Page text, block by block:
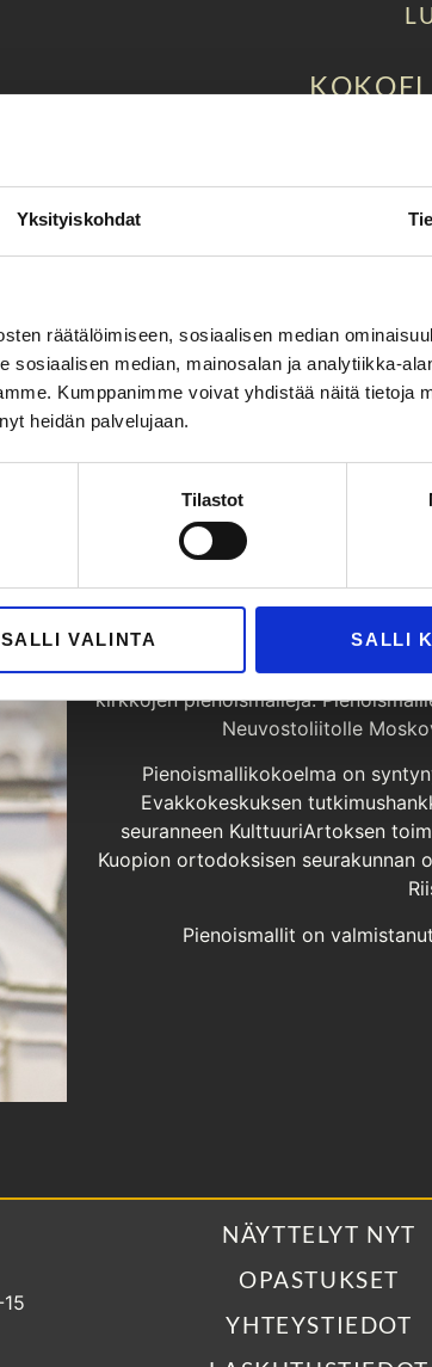
Yksityiskohdat
räätälöimiseen, sosiaalisen median
sosiaalisen median, mainosalan ja analytiikka-
Kumppanimme voivat yhdistää näitä tietoja
heidän palvelujaan.
Tilastot
SALLI VALINTA SALLI
Uudistettu kokoelmanäyttely
esineistön myötä Suomen
kirkkotaiteesta
Esillä on II maailmansodan aikana
kirkollista esineistöä, joka on
Valamon, Konevitsan ja
merkittävä kokoelma ikoneita,
avaa ainutlaatuisen näkymän
Näyttely on
Museon toisessa kerroksessa on
kirkkojen pienoismalleja.
Neuvostoliitolle
Pienoismallikokoelma on
Evakkokeskuksen
seuranneen KulttuuriArtoksen
Kuopion ortodoksisen seurakunnan
Pienoismallit on
NÄYTTELYT NYT
OPASTUKSET
YHTEYSTIEDOT